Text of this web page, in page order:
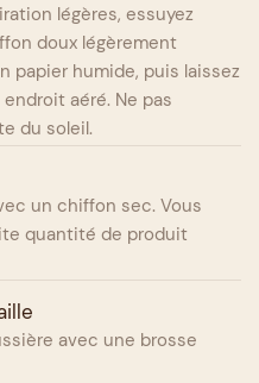
légères, essuyez
doux légèrement
papier humide, puis laissez
aéré. Ne pas
du soleil.
un chiffon sec. Vous
quantité de produit
avec une brosse